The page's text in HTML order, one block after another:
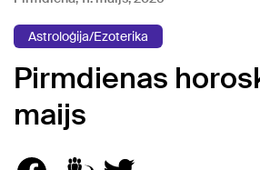
Astroloģija/Ezoterika
Pirmdienas
maijs